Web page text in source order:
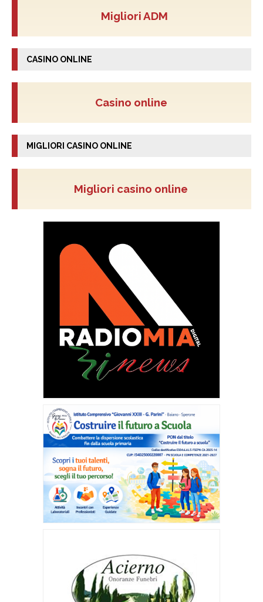
Migliori ADM
CASINO ONLINE
Casino online
MIGLIORI CASINO ONLINE
Migliori casino online